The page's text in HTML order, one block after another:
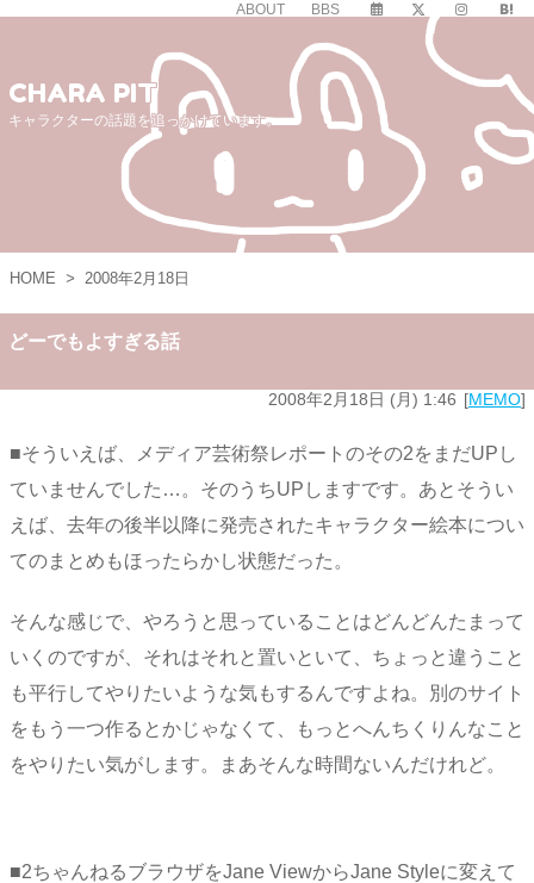
ABOUT BBS
CHARA PIT
キャラクターの話題を追っかけています。
HOME > 2008年2月18日
どーでもよすぎる話
2008年2月18日 (月) 1:46 MEMO
■そういえば、メディア芸術祭レポートのその2をまだUPし
ていませんでした…。そのうちUPしますです。あとそうい
えば、去年の後半以降に発売されたキャラクター絵本につい
てのまとめもほったらかし状態だった。
そんな感じで、やろうと思っていることはどんどんたまって
いくのですが、それはそれと置いといて、ちょっと違うこと
も平行してやりたいような気もするんですよね。別のサイト
をもう一つ作るとかじゃなくて、もっとへんちくりんなこと
をやりたい気がします。まあそんな時間ないんだけれど。
■2ちゃんねるブラウザをJane ViewからJane Styleに変えて